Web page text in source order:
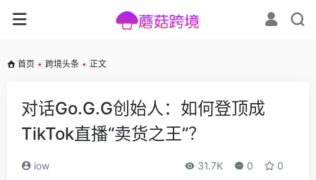
首页 • 跨境头条 • 正文
对话Go.G.G创始人：如何登顶成
TikTok直播“卖货之王”？
iow 31.7K 0 0